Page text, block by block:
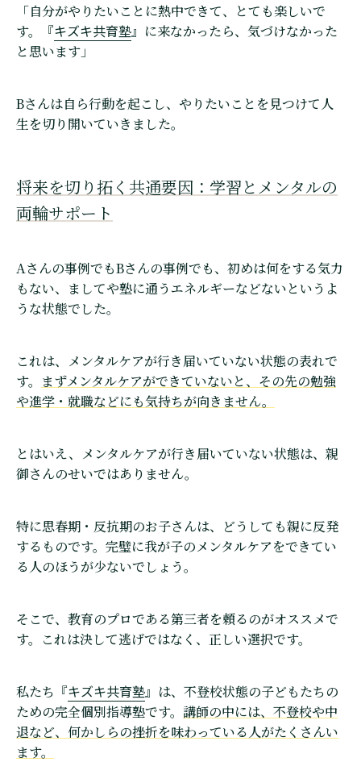
「自分がやりたいことに熱中できて、とても楽しいで
す。『キズキ共育塾』に来なかったら、気づけなかった
と思います」
Bさんは自ら行動を起こし、やりたいことを見つけて人
生を切り開いていきました。
将来を切り拓く共通要因：学習とメンタルの
両輪サポート
Aさんの事例でもBさんの事例でも、初めは何をする気力
もない、ましてや塾に通うエネルギーなどないというよ
うな状態でした。
これは、メンタルケアが行き届いていない状態の表れで
す。 まずメンタルケアができていないと、その先の勉強
や進学・就職などにも気持ちが向きません。
とはいえ、メンタルケアが行き届いていない状態は、親
御さんのせいではありません。
特に思春期・反抗期のお子さんは、どうしても親に反発
するものです。完璧に我が子のメンタルケアをできてい
る人のほうが少ないでしょう。
そこで、教育のプロである第三者を頼るのがオススメで
す。これは決して逃げではなく、正しい選択です。
私たち『キズキ共育塾』は、不登校状態の子どもたちの
ための完全個別指導塾です。 講師の中には、不登校や中
退など、何かしらの挫折を味わっている人がたくさんい
ます。